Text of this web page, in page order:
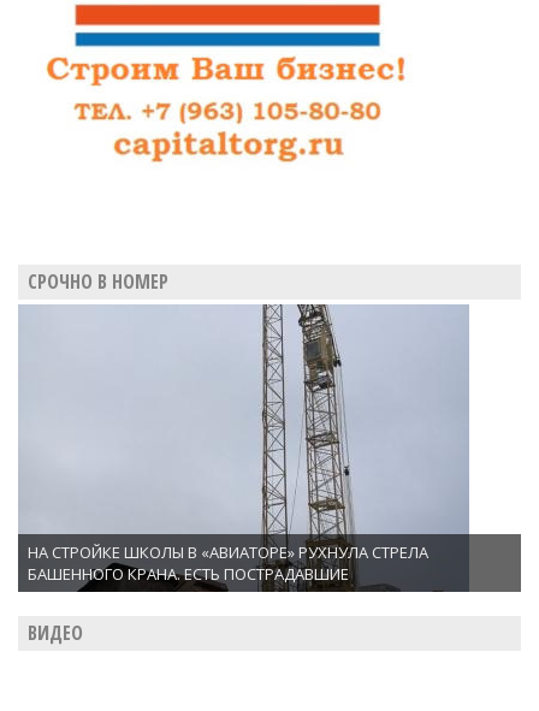
уголовное
дело
СРОЧНО В НОМЕР
НА СТРОЙКЕ ШКОЛЫ В «АВИАТОРЕ» РУХНУЛА СТРЕЛА
БАШЕННОГО КРАНА. ЕСТЬ ПОСТРАДАВШИЕ
ВИДЕО